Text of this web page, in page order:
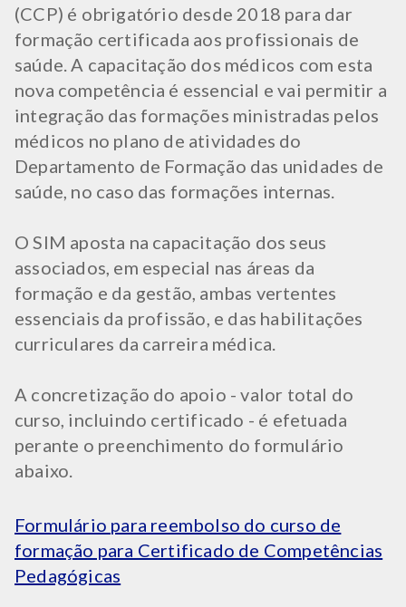
(CCP) é obrigatório desde 2018 para dar
formação certificada aos profissionais de
saúde. A capacitação dos médicos com esta
nova competência é essencial e vai permitir a
integração das formações ministradas pelos
médicos no plano de atividades do
Departamento de Formação das unidades de
saúde, no caso das formações internas.
O SIM aposta na capacitação dos seus
associados, em especial nas áreas da
formação e da gestão, ambas vertentes
essenciais da profissão, e das habilitações
curriculares da carreira médica.
A concretização do apoio - valor total do
curso, incluindo certificado - é efetuada
perante o preenchimento do formulário
abaixo.
Formulário para reembolso do curso de
formação para Certificado de Competências
Pedagógicas